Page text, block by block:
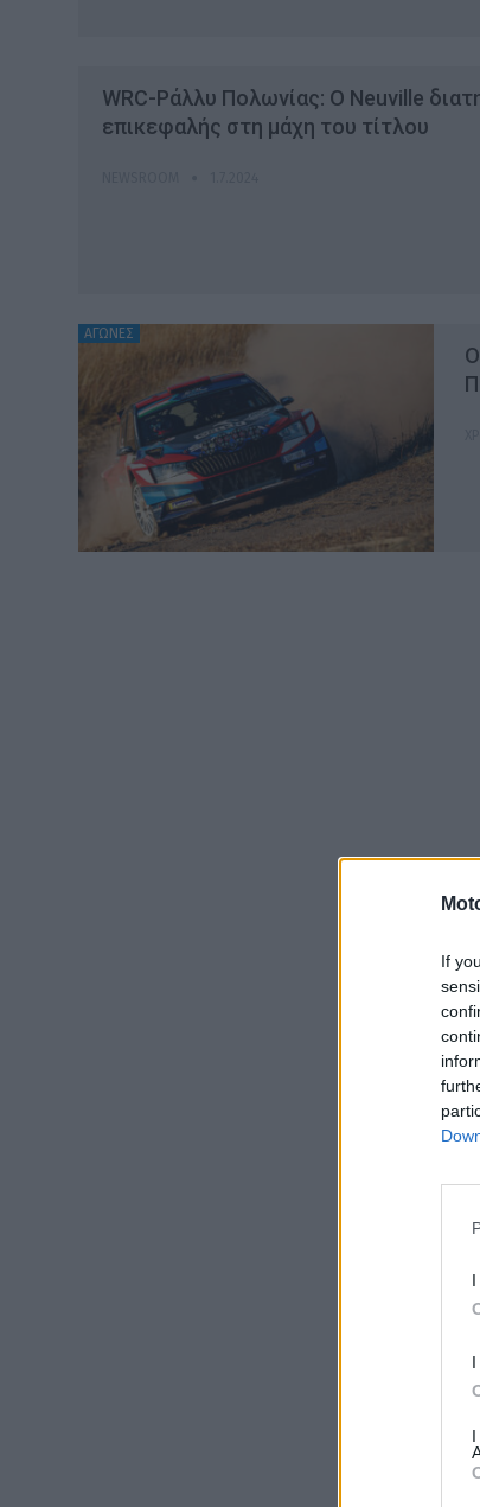
If
WRC-Ράλλυ Πολωνίας: O Neuville
επικεφαλής στη μάχη του τίτλου
ΑΓΩΝΕΣ